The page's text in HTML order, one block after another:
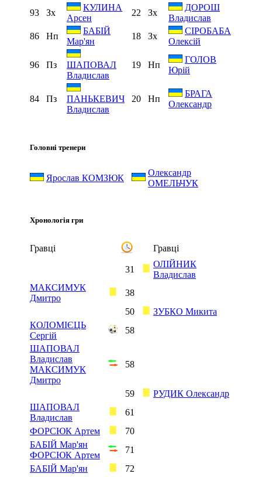
93
Зх
КУЛИНА
Арсен
22 Зх
ДОРОШ
Владислав
86
Нп
БАБІЙ
Мар'ян
18 Зх
СІРОБАБА
Олексій
96 Пз
ШАПОВАЛ
Владислав
19 Нп
ГОЛОВ
Юрій
84 Пз
ПАНЬКЕВИЧ
Владислав
20 Нп
БРАГА
Олександр
Головні тренери
Ярослав КОМЗЮК
Олександр
ОМЕЛЬЧУК
Хронологія гри
Гравці Гравці
31
ОЛІЙНИК
Владислав
МАКСИМУК
Дмитро
38
50
ЗУБКО Микита
КОЛОМІЄЦЬ
Сергій
58
ШАПОВАЛ
Владислав
МАКСИМУК
Дмитро
58
59
РУДИК Олександр
ШАПОВАЛ
Владислав
61
ФОРСЮК Артем
70
БАБІЙ Мар'ян
ФОРСЮК Артем
71
БАБІЙ Мар'ян
72